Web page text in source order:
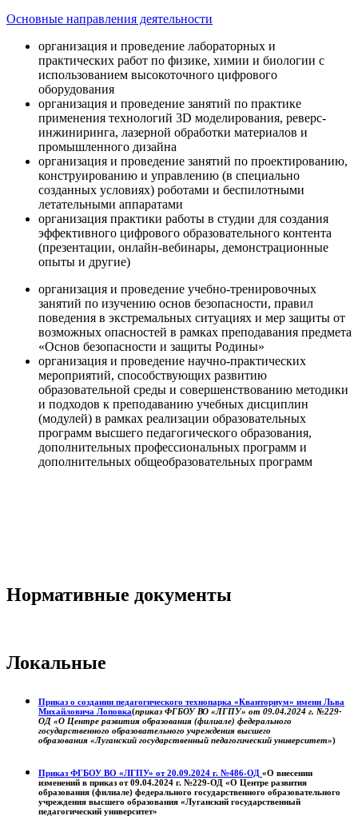
Основные направления деятельности
организация и проведение лабораторных и
практических работ по физике, химии и биологии с
использованием высокоточного цифрового
оборудования
организация и проведение занятий по практике
применения технологий 3D моделирования, реверс-
инжиниринга, лазерной обработки материалов и
промышленного дизайна
организация и проведение занятий по проектированию,
конструированию и управлению (в специально
созданных условиях) роботами и беспилотными
летательными аппаратами
организация практики работы в студии для создания
эффективного цифрового образовательного контента
(презентации, онлайн-вебинары, демонстрационные
опыты и другие)
организация и проведение учебно-тренировочных
занятий по изучению основ безопасности, правил
поведения в экстремальных ситуациях и мер защиты от
возможных опасностей в рамках преподавания предмета
«Основ безопасности и защиты Родины»
организация и проведение научно-практических
мероприятий, способствующих развитию
образовательной среды и совершенствованию методики
и подходов к преподаванию учебных дисциплин
(модулей) в рамках реализации образовательных
программ высшего педагогического образования,
дополнительных профессиональных программ и
дополнительных общеобразовательных программ
Нормативные документы
Локальные
Приказ о создании педагогического технопарка «Кванториум» имени Льва
Михайловича Лоповка(приказ ФГБОУ ВО «ЛГПУ» от 09.04.2024 г. №229-
ОД «О Центре развития образования (филиале) федерального
государственного образовательного учреждения высшего
образования «Луганский государственный педагогический университет»)
Приказ ФГБОУ ВО «ЛГПУ» от 20.09.2024 г. №486-ОД «О внесении
изменений в приказ от 09.04.2024 г. №229-ОД «О Центре развития
образования (филиале) федерального государственного образовательного
учреждения высшего образования «Луганский государственный
педагогический университет»